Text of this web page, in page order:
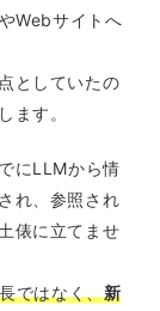
Webサイトへ
としていたの
ます。
にLLMから情
れ、参照され
俵に立てませ
ではなく、新